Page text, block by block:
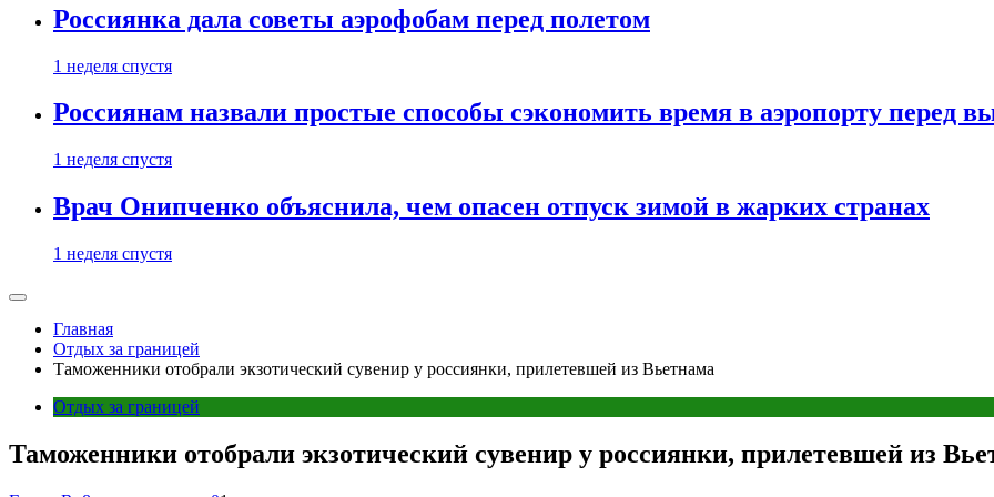
Россиянка дала советы аэрофобам перед полетом
1 неделя спустя
Россиянам назвали простые способы сэкономить время в аэропорту перед
1 неделя спустя
Врач Онипченко объяснила, чем опасен отпуск зимой в жарких странах
1 неделя спустя
Главная
Отдых за границей
Таможенники отобрали экзотический сувенир у россиянки, прилетевшей из Вьетнама
Отдых за границей
Таможенники отобрали экзотический сувенир у россиянки, прилетевшей из